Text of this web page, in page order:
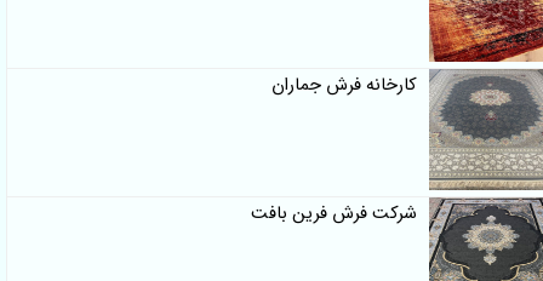
کارخانه فرش جماران
شرکت فرش فرین بافت